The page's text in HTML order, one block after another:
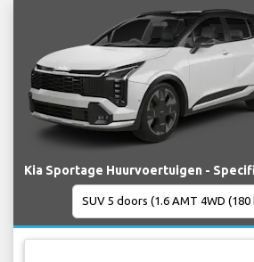
Kia Sportage Huurvoertuigen -